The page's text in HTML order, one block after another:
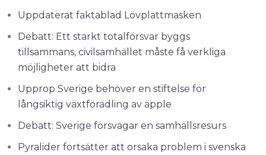
Uppdaterat faktablad Lövplattmasken
Debatt: Ett starkt totalförsvar byggs
tillsammans, civilsamhället måste få verkliga
möjligheter att bidra
Upprop Sverige behöver en stiftelse för
långsiktig växtförädling av äpple
Debatt: Sverige försvagar en samhällsresurs
Pyralider fortsätter att orsaka problem i svenska